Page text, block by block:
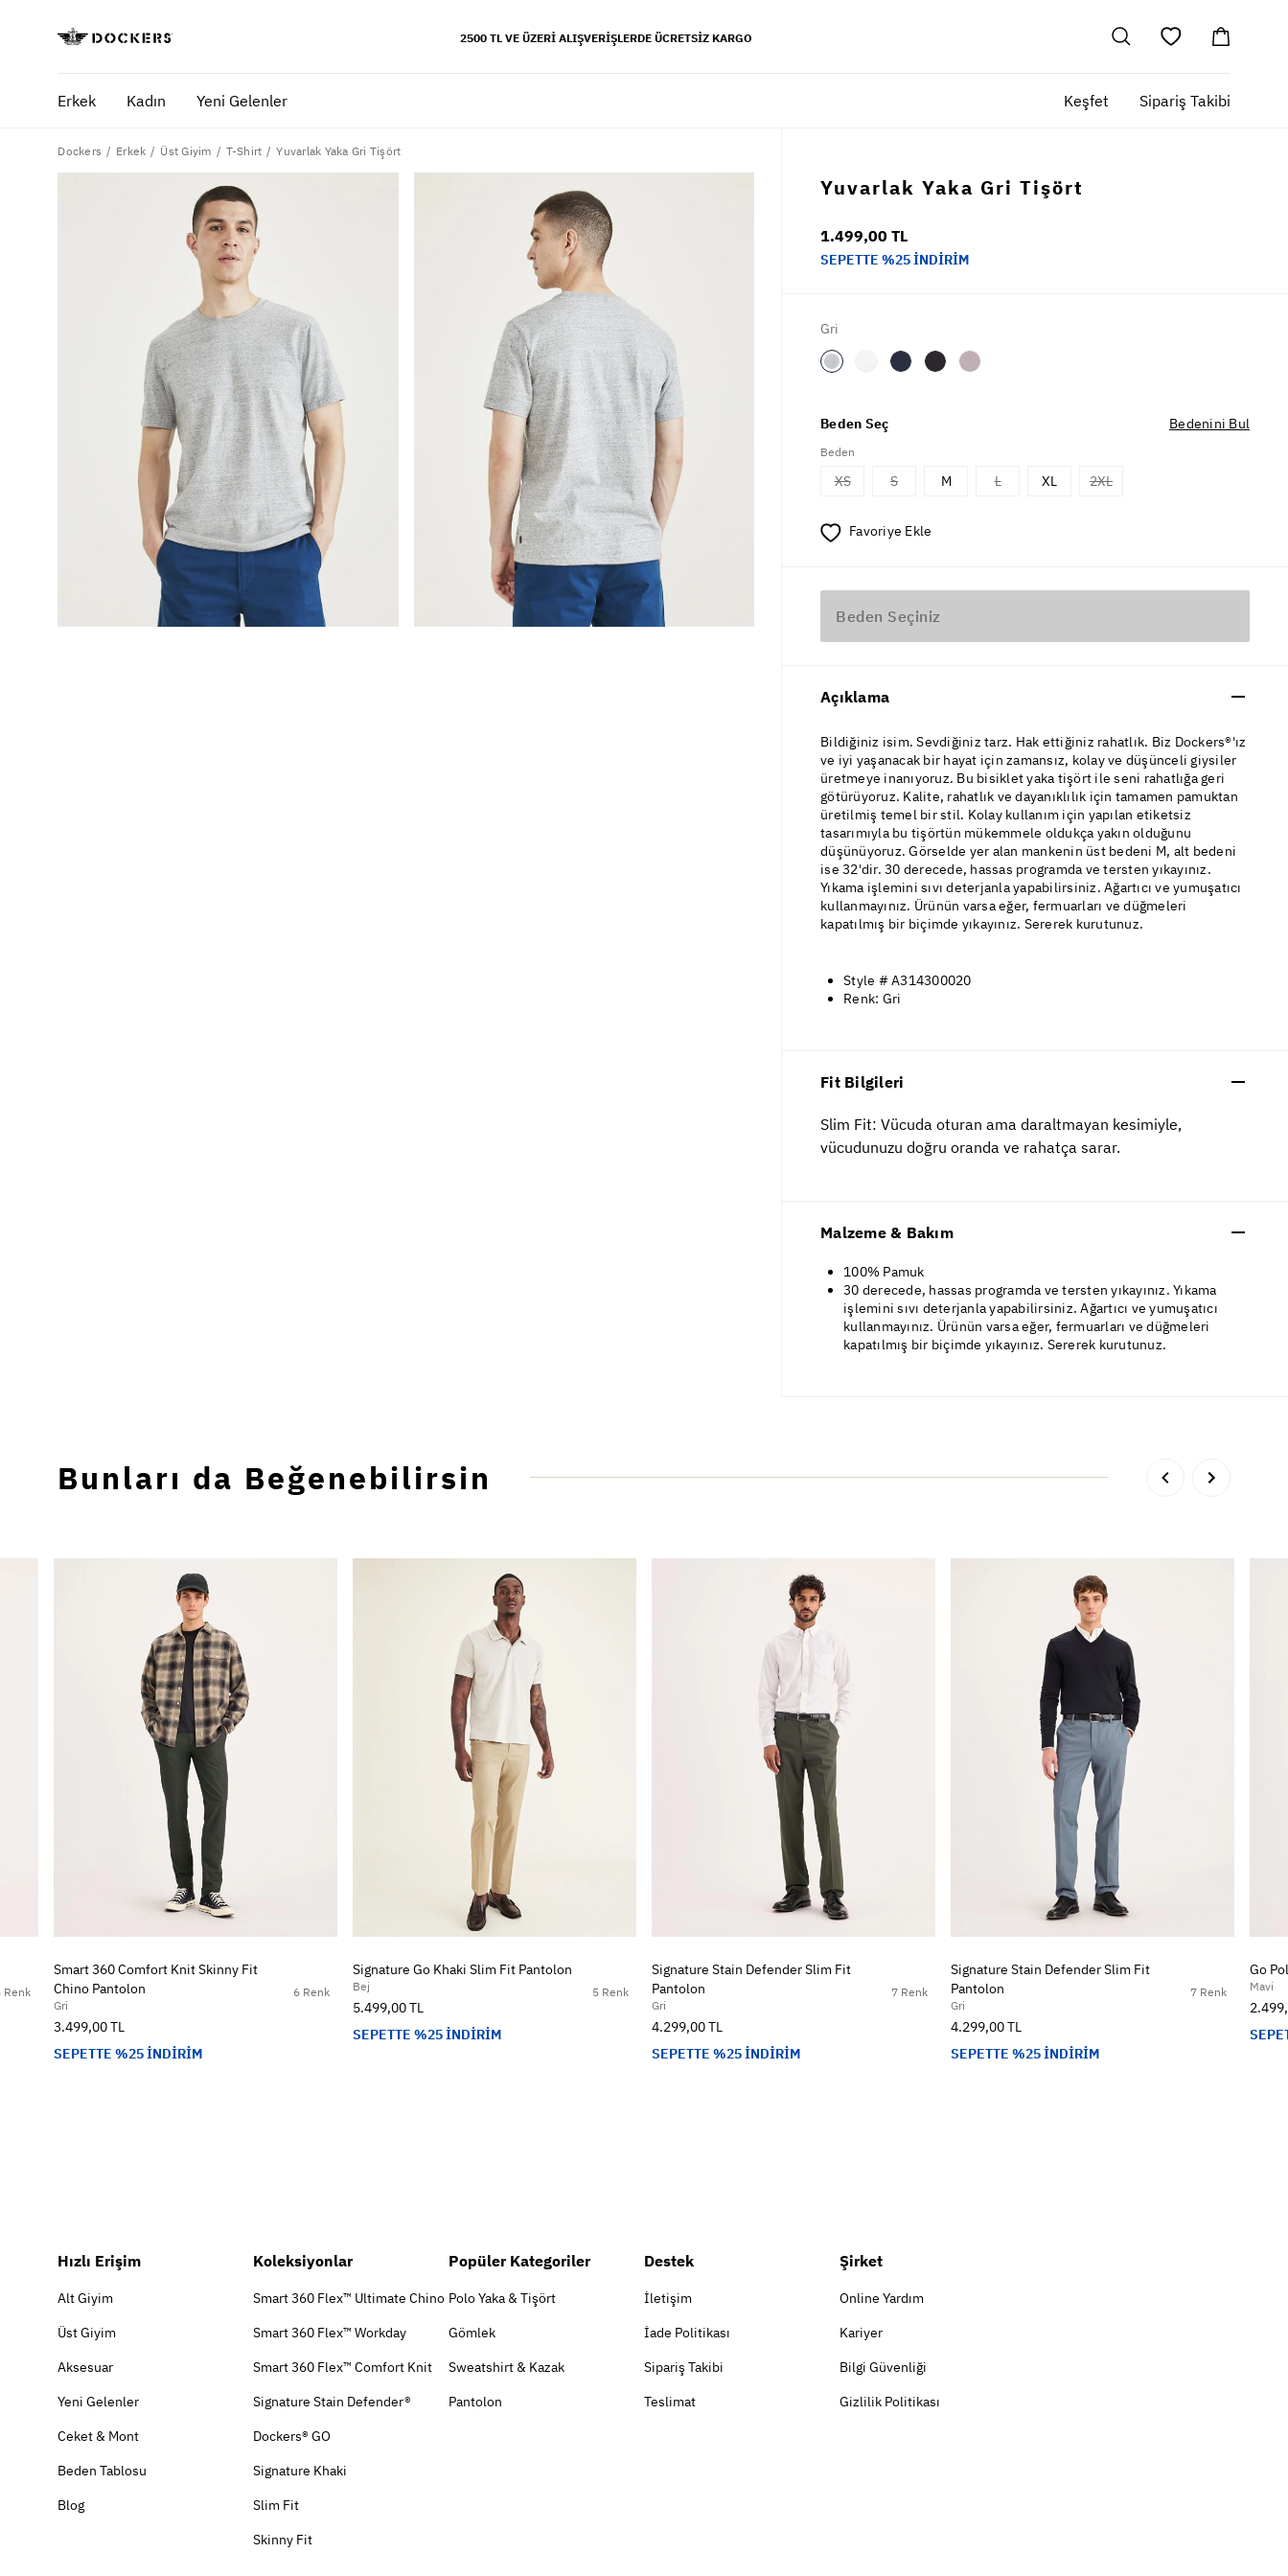
2500 TL VE ÜZERI ALIŞVERIŞLERDE ÜCRETSIZ KARGO
Erkek Kadın Yeni Gelenler Keşfet Sipariş Takibi
POPÜLER ARAMALAR
pantolon
ultimate chino pantolon
ona özel - erkek
ona özel - kadın
SAYFALAR
Dockers Erkek Üst Giyim T-Shirt Yuvarlak Yaka Gri Tişört
Yuvarlak Yaka Gri Tişört
1.499,00 TL
SEPETTE %25 İNDİRİM
Gri
Beden Seç Bedenini Bul
Beden
XS S M L XL 2XL
Favoriye Ekle
Beden Seçiniz
Açıklama
Bildiğiniz isim. Sevdiğiniz tarz. Hak ettiğiniz rahatlık. Biz Dockers®'ız
ve iyi yaşanacak bir hayat için zamansız, kolay ve düşünceli giysiler
üretmeye inanıyoruz. Bu bisiklet yaka tişört ile seni rahatlığa geri
götürüyoruz. Kalite, rahatlık ve dayanıklılık için tamamen pamuktan
üretilmiş temel bir stil. Kolay kullanım için yapılan etiketsiz
tasarımıyla bu tişörtün mükemmele oldukça yakın olduğunu
düşünüyoruz. Görselde yer alan mankenin üst bedeni M, alt bedeni
ise 32'dir. 30 derecede, hassas programda ve tersten yıkayınız.
Yıkama işlemini sıvı deterjanla yapabilirsiniz. Ağartıcı ve yumuşatıcı
kullanmayınız. Ürünün varsa eğer, fermuarları ve düğmeleri
kapatılmış bir biçimde yıkayınız. Sererek kurutunuz.
Style # A314300020
Renk: Gri
Fit Bilgileri
Slim Fit: Vücuda oturan ama daraltmayan kesimiyle,
vücudunuzu doğru oranda ve rahatça sarar.
Malzeme & Bakım
100% Pamuk
30 derecede, hassas programda ve tersten yıkayınız. Yıkama
işlemini sıvı deterjanla yapabilirsiniz. Ağartıcı ve yumuşatıcı
kullanmayınız. Ürünün varsa eğer, fermuarları ve düğmeleri
kapatılmış bir biçimde yıkayınız. Sererek kurutunuz.
Bunları da Beğenebilirsin
Renk 6 Renk
Smart 360 Comfort Knit Skinny Fit
Chino Pantolon
Gri
3.499,00 TL
SEPETTE %25 İNDİRİM
5 Renk
Signature Go Khaki Slim Fit Pantolon
Bej
5.499,00 TL
SEPETTE %25 İNDİRİM
7 Renk
Signature Stain Defender Slim Fit
Pantolon
Gri
4.299,00 TL
SEPETTE %25 İNDİRİM
7 Renk
Signature Stain Defender Slim Fit
Pantolon
Gri
4.299,00 TL
SEPETTE %25 İNDİRİM
Go
Mavi
Hızlı Erişim
Alt Giyim
Üst Giyim
Aksesuar
Yeni Gelenler
Ceket & Mont
Beden Tablosu
Blog
Koleksiyonlar
Smart 360 Flex™ Ultimate Chino
Smart 360 Flex™ Workday
Smart 360 Flex™ Comfort Knit
Signature Stain Defender®
Dockers® GO
Signature Khaki
Slim Fit
Skinny Fit
Popüler Kategoriler
Polo Yaka & Tişört
Gömlek
Sweatshirt & Kazak
Pantolon
Destek
İletişim
İade Politikası
Sipariş Takibi
Teslimat
Şirket
Online Yardım
Kariyer
Bilgi Güvenliği
Gizlilik Politikası